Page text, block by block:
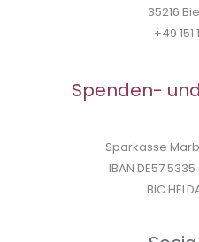
35216
+49 151
Spenden-
Sparkasse
IBAN DE57 5335
BIC